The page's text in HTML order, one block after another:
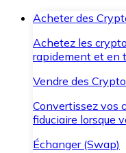
Acheter des
Achetez les
rapidement et en
Vendre des
Convertissez vos
fiduciaire lorsque
Échanger (Swap)